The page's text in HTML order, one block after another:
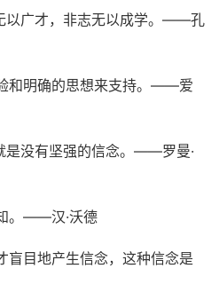
以广才，非志无以成学。——孔
和明确的思想来支持。——爱
是没有坚强的信念。——罗曼·
。——汉·沃德
盲目地产生信念，这种信念是